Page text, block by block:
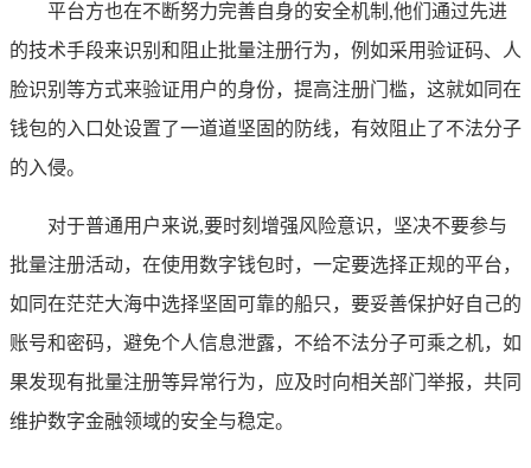
平台方也在不断努力完善自身的安全机制,他们通过先进
的技术手段来识别和阻止批量注册行为，例如采用验证码、人
脸识别等方式来验证用户的身份，提高注册门槛，这就如同在
钱包的入口处设置了一道道坚固的防线，有效阻止了不法分子
的入侵。
对于普通用户来说,要时刻增强风险意识，坚决不要参与
批量注册活动，在使用数字钱包时，一定要选择正规的平台，
如同在茫茫大海中选择坚固可靠的船只，要妥善保护好自己的
账号和密码，避免个人信息泄露，不给不法分子可乘之机，如
果发现有批量注册等异常行为，应及时向相关部门举报，共同
维护数字金融领域的安全与稳定。